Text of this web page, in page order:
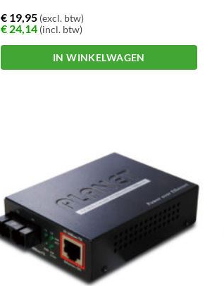
€ 19,95 (excl. btw)
€ 24,14 (incl. btw)
IN WINKELWAGEN